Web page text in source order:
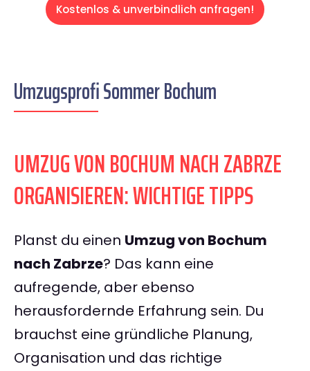
Kostenlos & unverbindlich anfragen!
Umzugsprofi Sommer Bochum
UMZUG VON BOCHUM NACH ZABRZE
ORGANISIEREN: WICHTIGE TIPPS
Planst du einen Umzug von Bochum
nach Zabrze? Das kann eine
aufregende, aber ebenso
herausfordernde Erfahrung sein. Du
brauchst eine gründliche Planung,
Organisation und das richtige